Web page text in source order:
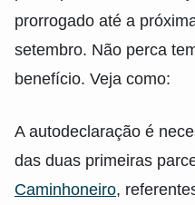
prorrogado até a
setembro. Não perca
benefício. Veja como:
A autodeclaração é
das duas primeiras
Caminhoneiro,